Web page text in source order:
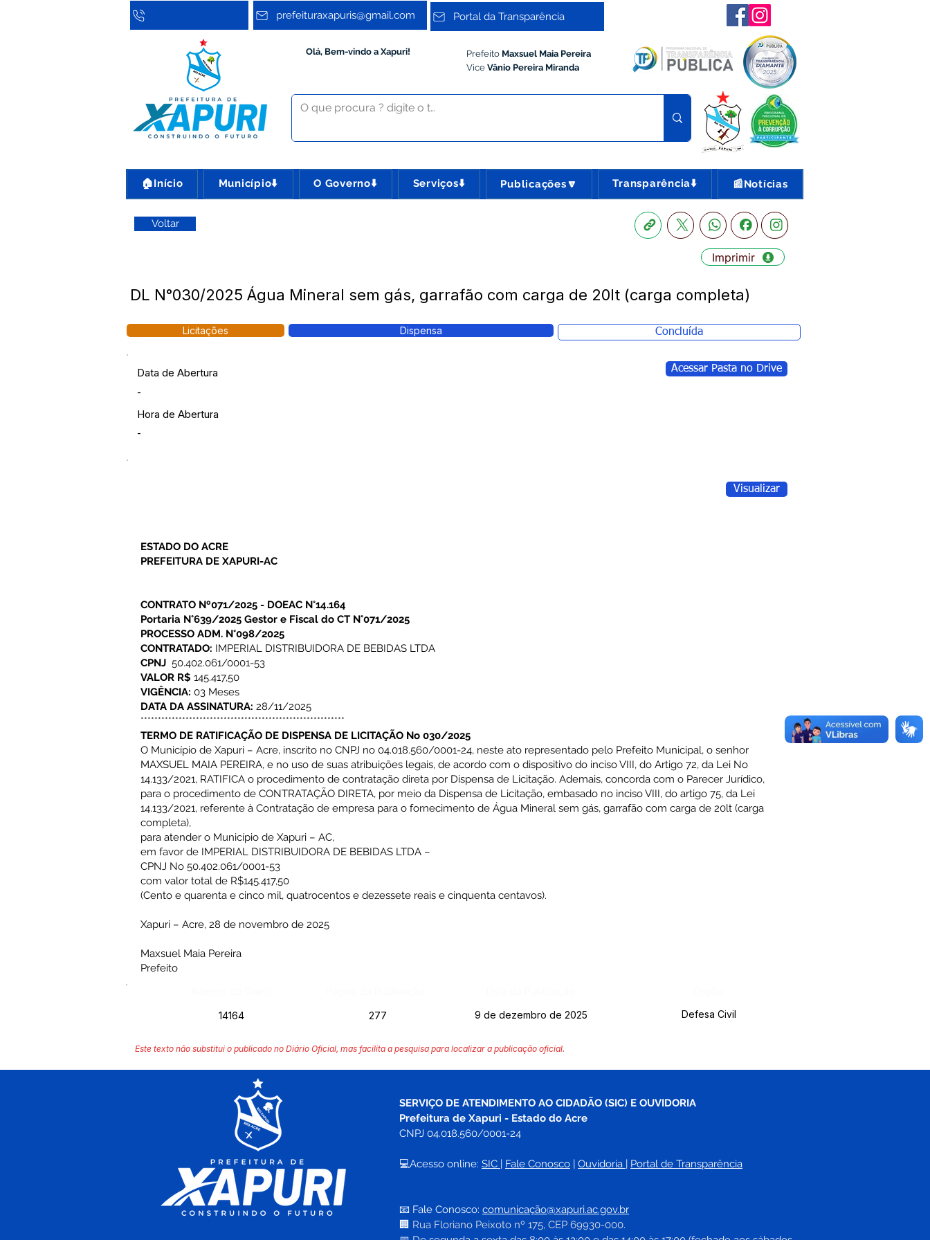
prefeituraxapuris@gmail.com Portal da Transparência
Olá, Bem-vindo a Xapuri! Prefeito Maxsuel Maia Pereira
Vice Vânio Pereira Miranda
🏠Início Município⬇️ O Governo⬇️ Serviços⬇️ Publicações🔽 Transparência⬇️ 📰Notícias
Voltar
Imprimir
DL N°030/2025 Água Mineral sem gás, garrafão com carga de 20lt (carga completa)
Licitações Dispensa Concluída
Data de Abertura
-
Hora de Abertura
-
Acessar Pasta no Drive
Visualizar
ESTADO DO ACRE
PREFEITURA DE XAPURI-AC
CONTRATO Nº071/2025 - DOEAC N°14.164
Portaria N°639/2025 Gestor e Fiscal do CT N°071/2025
PROCESSO ADM. N°098/2025
CONTRATADO: IMPERIAL DISTRIBUIDORA DE BEBIDAS LTDA
CPNJ 50.402.061/0001-53
VALOR R$ 145.417,50
VIGÊNCIA: 03 Meses
DATA DA ASSINATURA: 28/11/2025
***********************************************************
TERMO DE RATIFICAÇÃO DE DISPENSA DE LICITAÇÃO No 030/2025
O Município de Xapuri – Acre, inscrito no CNPJ no 04.018.560/0001-24, neste ato representado pelo Prefeito Municipal, o senhor
MAXSUEL MAIA PEREIRA, e no uso de suas atribuições legais, de acordo com o dispositivo do inciso VIII, do Artigo 72, da Lei No
14.133/2021, RATIFICA o procedimento de contratação direta por Dispensa de Licitação. Ademais, concorda com o Parecer Jurídico,
para o procedimento de CONTRATAÇÃO DIRETA, por meio da Dispensa de Licitação, embasado no inciso VIII, do artigo 75, da Lei
14.133/2021, referente à Contratação de empresa para o fornecimento de Água Mineral sem gás, garrafão com carga de 20lt (carga
completa),
para atender o Município de Xapuri – AC,
em favor de IMPERIAL DISTRIBUIDORA DE BEBIDAS LTDA –
CPNJ No 50.402.061/0001-53
com valor total de R$145.417,50
(Cento e quarenta e cinco mil, quatrocentos e dezessete reais e cinquenta centavos).
Xapuri – Acre, 28 de novembro de 2025
Maxsuel Maia Pereira
Prefeito
14164 277 9 de dezembro de 2025 Defesa Civil
Este texto não substitui o publicado no Diário Oficial, mas facilita a pesquisa para localizar a publicação oficial.
SERVIÇO DE ATENDIMENTO AO CIDADÃO (SIC) E OUVIDORIA
Prefeitura de Xapuri - Estado do Acre
CNPJ 04.018.560/0001-24
💻Acesso online: SIC | Fale Conosco | Ouvidoria | Portal de Transparência
📧 Fale Conosco: comunicação@xapuri.ac.gov.br
🏢 Rua Floriano Peixoto nº 175, CEP 69930-000.